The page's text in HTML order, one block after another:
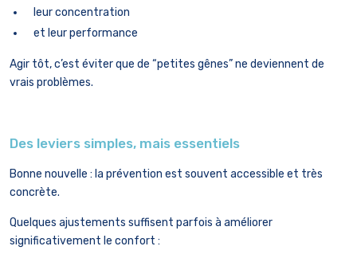
leur concentration
et leur performance
Agir tôt, c’est éviter que de “petites gênes” ne deviennent de
vrais problèmes.
Des leviers simples, mais essentiels
Bonne nouvelle : la prévention est souvent accessible et très
concrète.
Quelques ajustements suffisent parfois à améliorer
significativement le confort :